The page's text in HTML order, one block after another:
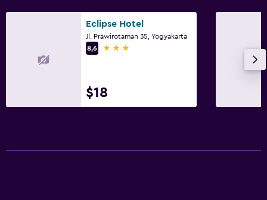
Eclipse Hotel
Jl. Prawirotaman 35, Yogyakarta
8,6
3 estrellas
$18